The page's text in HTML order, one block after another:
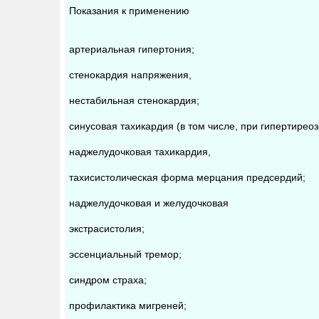
Показания к применению
артериальная гипертония;
стенокардия напряжения,
нестабильная стенокардия;
синусовая тахикардия (в том числе, при
наджелудочковая тахикардия,
тахисистолическая форма мерцания предсердий;
наджелудочковая и желудочковая
экстрасистолия;
эссенциальный тремор;
синдром страха;
профилактика мигреней;